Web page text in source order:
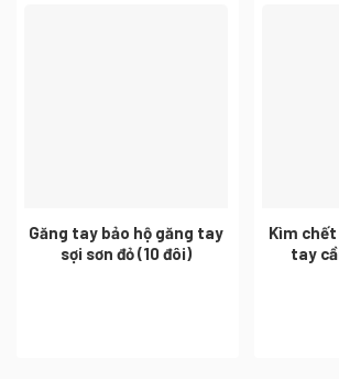
Găng tay bảo hộ găng tay
sợi sơn đỏ (10 đôi)
Kìm
tay